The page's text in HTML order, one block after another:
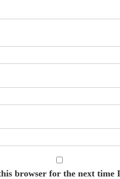
browser for the next time